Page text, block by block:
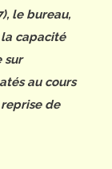
le bureau,
capacité
sur
au cours
de